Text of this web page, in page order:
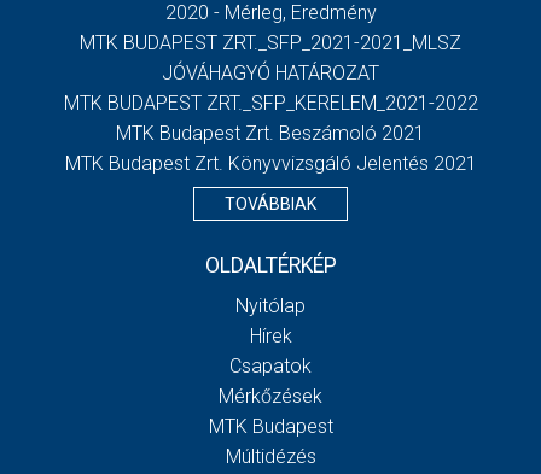
2020 - Mérleg, Eredmény
MTK BUDAPEST ZRT._SFP_2021-2021_MLSZ
JÓVÁHAGYÓ HATÁROZAT
MTK BUDAPEST ZRT._SFP_KERELEM_2021-2022
MTK Budapest Zrt. Beszámoló 2021
MTK Budapest Zrt. Könyvvizsgáló Jelentés 2021
TOVÁBBIAK
OLDALTÉRKÉP
Nyitólap
Hírek
Csapatok
Mérkőzések
MTK Budapest
Múltidézés